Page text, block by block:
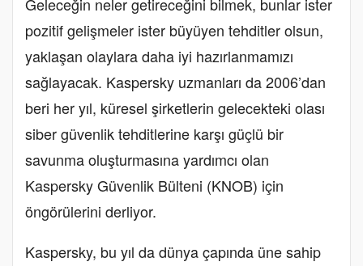
pozitif gelişmeler ister büyüyen tehditler olsun,
yaklaşan olaylara daha iyi hazırlanmamızı
sağlayacak. Kaspersky uzmanları da 2006’dan
beri her yıl, küresel şirketlerin gelecekteki olası
siber güvenlik tehditlerine karşı güçlü bir
savunma oluşturmasına yardımcı olan
Kaspersky Güvenlik Bülteni (KNOB) için
öngörülerini derliyor.
Kaspersky, bu yıl da dünya çapında üne sahip